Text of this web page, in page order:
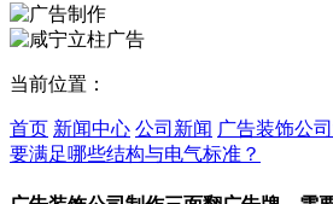
当前位置：
首页 新闻中心 公司新闻 广告装饰公
要满足哪些结构与电气标准？